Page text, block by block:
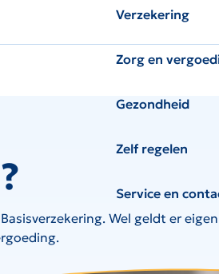
Verzekering
Zorg en
Gezondheid
Zelf regelen
Service en
Wel geldt er